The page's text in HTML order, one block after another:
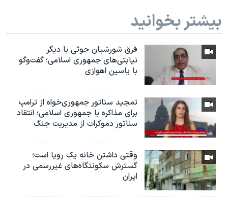
بیشتر بخوانید
فرق شورشیان حوثی با دیگر
نیابتی‌های جمهوری اسلامی؛ گفت‌وگو
با یاسین اهوازی
تمجید سناتور جمهوری‌خواه از ترامپ
برای مذاکره با جمهوری اسلامی؛ انتقاد
سناتور دموکرات از مدیریت جنگ
وقتی داشتن خانه یک رویا است؛
گسترش سکونتگاه‌های غیررسمی در
ایران